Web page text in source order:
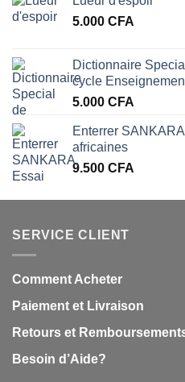
5.000 CFA
Dictionnaire
cycle
5.000 CFA
Enterrer
africaines
9.500 CFA
SERVICE CLIENT
Comment Acheter
Paiement et Livraison
Retours et
Besoin d’Aide?